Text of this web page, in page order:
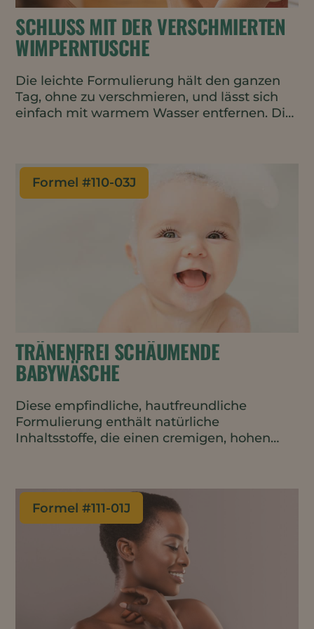
SCHLUSS MIT DER VERSCHMIERTEN
WIMPERNTUSCHE
Die leichte Formulierung hält den ganzen
Tag, ohne zu verschmieren, und lässt sich
einfach mit warmem Wasser entfernen. Die
sie länger und voller erscheinen lassen.
Formel #110-03J
TRÄNENFREI SCHÄUMENDE
BABYWÄSCHE
Diese empfindliche, hautfreundliche
Formulierung enthält natürliche
Inhaltsstoffe, die einen cremigen, hohen
Das Ergebnis ist ein sanftes
Reinigungsmittel, das die Feuchtigkeit
bewahrt und die Hautbarriere schützt, ohne
Formel #111-01J